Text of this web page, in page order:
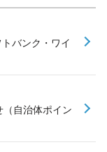
バンク・ワイ
自治体ポイン